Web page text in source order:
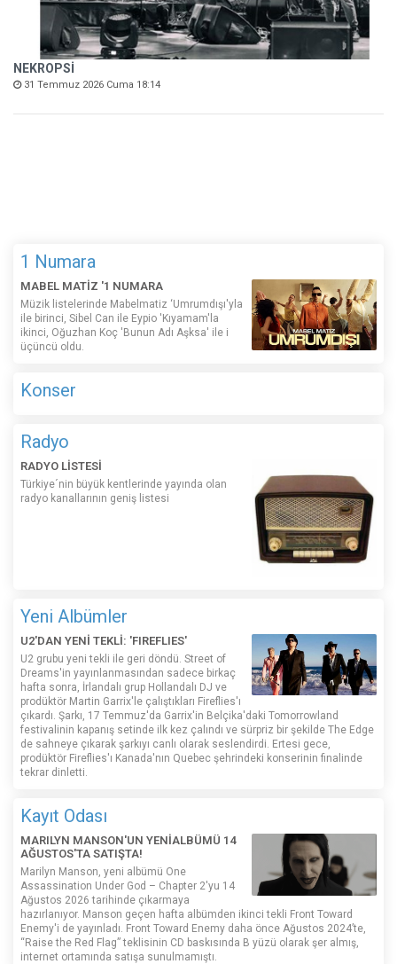
NEKROPSİ
31 Temmuz 2026 Cuma 18:14
1 Numara
MABEL MATİZ '1 NUMARA
Müzik listelerinde Mabelmatiz ‘Umrumdışı'yla
ile birinci, Sibel Can ile Eypio 'Kıyamam'la
ikinci, Oğuzhan Koç 'Bunun Adı Aşksa' ile i
üçüncü oldu.
Konser
Radyo
RADYO LİSTESİ
Türkiye´nin büyük kentlerinde yayında olan
radyo kanallarının geniş listesi
Yeni Albümler
U2'DAN YENİ TEKLİ: 'FIREFLIES'
U2 grubu yeni tekli ile geri döndü. Street of
Dreams'in yayınlanmasından sadece birkaç
hafta sonra, İrlandalı grup Hollandalı DJ ve
prodüktör Martin Garrix'le çalıştıkları Fireflies'ı
çıkardı. Şarkı, 17 Temmuz'da Garrix'in Belçika'daki Tomorrowland
festivalinin kapanış setinde ilk kez çalındı ​​ve sürpriz bir şekilde The Edge
de sahneye çıkarak şarkıyı canlı olarak seslendirdi. Ertesi gece,
prodüktör Fireflies'ı Kanada'nın Quebec şehrindeki konserinin finalinde
tekrar dinletti.
Kayıt Odası
MARILYN MANSON'UN YENİALBÜMÜ 14
AĞUSTOS'TA SATIŞTA!
Marilyn Manson, yeni albümü One
Assassination Under God – Chapter 2'yu 14
Ağustos 2026 tarihinde çıkarmaya
hazırlanıyor. Manson geçen hafta albümden ikinci tekli Front Toward
Enemy'i de yayınladı. Front Toward Enemy daha önce Ağustos 2024’te,
“Raise the Red Flag” teklisinin CD baskısında B yüzü olarak şer almış,
internet ortamında satışa sunulmamıştı.